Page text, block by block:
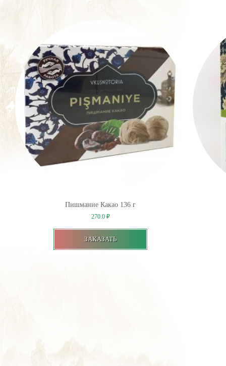
Пишмание Какао 136 г
270.0 ₽
ЗАКАЗАТЬ